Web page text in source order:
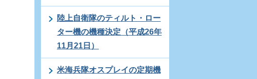
陸上自衛隊のティルト・ロー
ター機の機種決定（平成26年
11月21日）
米海兵隊オスプレイの定期機